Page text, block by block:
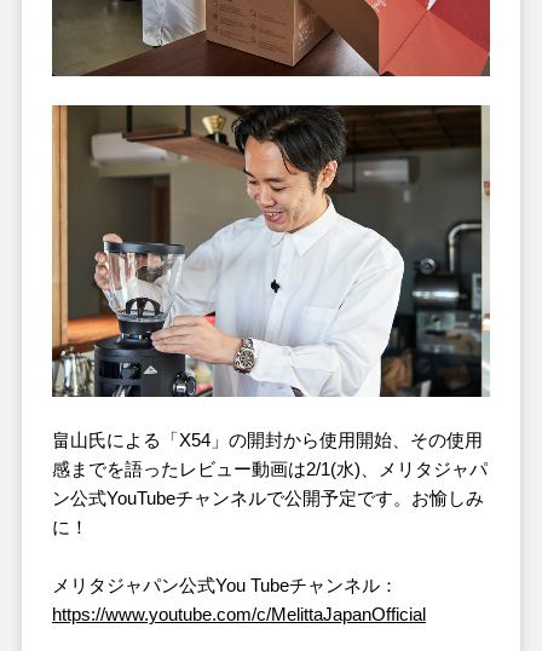
畠山氏による「X54」の開封から使用開始、その使用
感までを語ったレビュー動画は2/1(水)、メリタジャパ
ン公式YouTubeチャンネルで公開予定です。お愉しみ
に！
メリタジャパン公式You Tubeチャンネル：
https://www.youtube.com/c/MelittaJapanOfficial